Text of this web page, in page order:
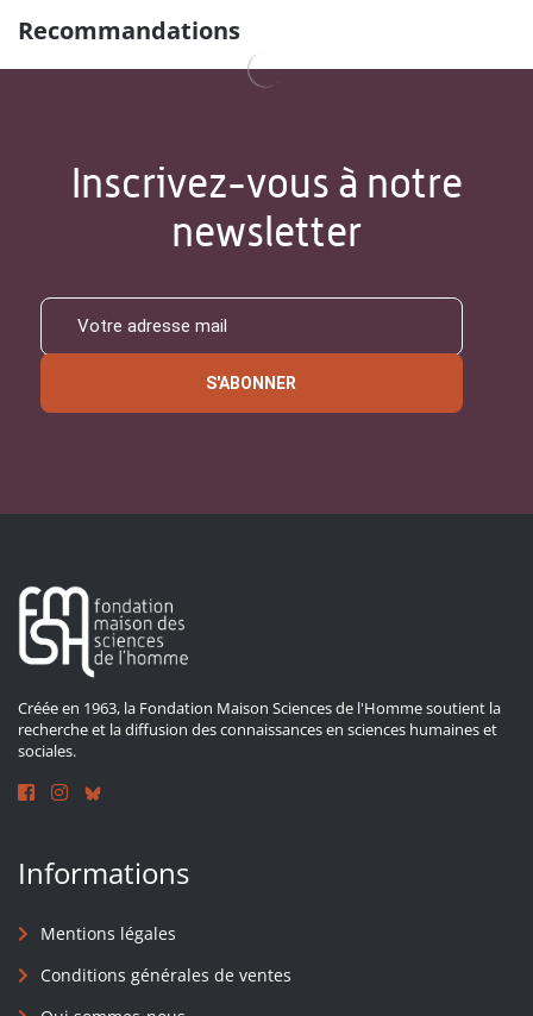
Recommandations
Inscrivez-vous à notre
newsletter
S'ABONNER
Créée en 1963, la Fondation Maison Sciences de l'Homme soutient la
recherche et la diffusion des connaissances en sciences humaines et
sociales.
Informations
Mentions légales
Conditions générales de ventes